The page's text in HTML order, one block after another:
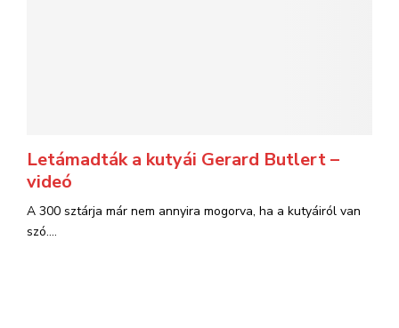
Letámadták a kutyái Gerard Butlert –
videó
A 300 sztárja már nem annyira mogorva, ha a kutyáiról van
szó....